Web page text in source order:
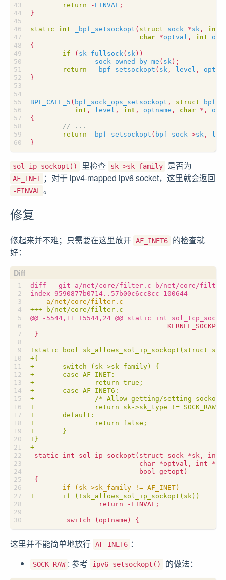
return - EINVAL ;
}
static int _bpf_setsockopt ( struct sock *sk , int
char *optval , int
{
if
( sk_fullsock ( sk ))
sock_owned_by_me ( sk );
return
__bpf_setsockopt ( sk , level ,
}
BPF_CALL_5 ( bpf_sock_ops_setsockopt , struct
int , level , int , optname , char * ,
{
return
_bpf_setsockopt ( bpf_sock ->sk ,
}
sol_ip_sockopt() 里检查 sk->sk_family 是否为
AF_INET ；对于 ipv4-mapped ipv6 socket，这里就会返回
-EINVAL 。
修复
修起来并不难；只需要在这里放开 AF_INET6
的检查就
好：
这里并不能简单地放行 AF_INET6 ：
SOCK_RAW : 参考 ipv6_setsockopt() 的做法：